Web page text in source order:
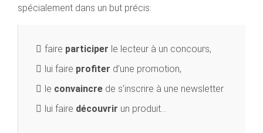
spécialement dans un but précis:
faire participer le lecteur à un concours,
lui faire profiter d’une promotion,
le convaincre de s’inscrire à une newsletter
lui faire découvrir un produit…